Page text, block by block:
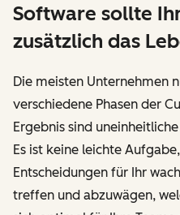
Software sollte
zusätzlich das
Die meisten Unternehmen
verschiedene Phasen der
Ergebnis sind
Es ist keine leichte
Entscheidungen für Ihr
treffen und abzuwägen,